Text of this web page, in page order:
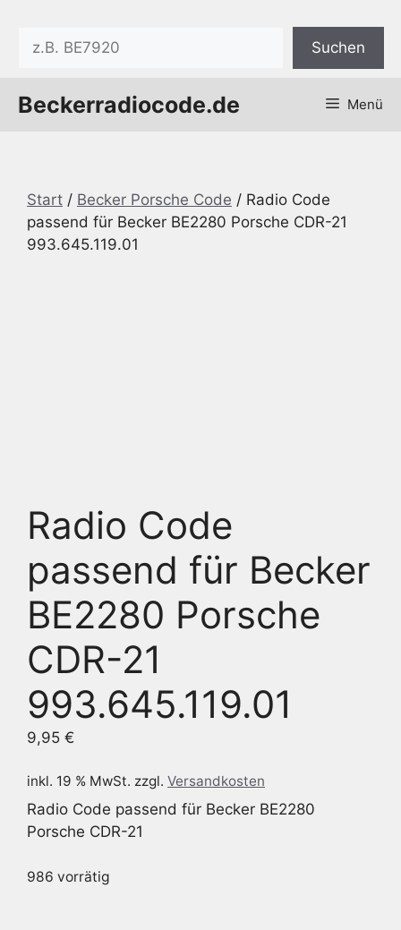
springen
Suchen
Beckerradiocode.de Menü
Start / Becker Porsche Code / Radio Code
passend für Becker BE2280 Porsche CDR-21
993.645.119.01
Radio Code
passend für Becker
BE2280 Porsche
CDR-21
993.645.119.01
9,95 €
inkl. 19 % MwSt. zzgl. Versandkosten
Radio Code passend für Becker BE2280
Porsche CDR-21
986 vorrätig